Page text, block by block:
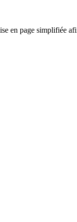
en page simplifiée